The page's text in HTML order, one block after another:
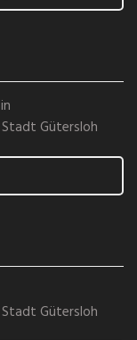
Gütersloh
Gütersloh